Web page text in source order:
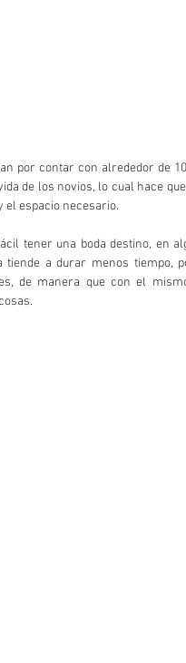
por contar con alrededor de
de los novios, lo cual hace
el espacio necesario.
tener una boda destino, en
tiende a durar menos tiempo,
de manera que con el